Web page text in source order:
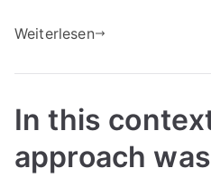
Weiterlesen
In this
approach